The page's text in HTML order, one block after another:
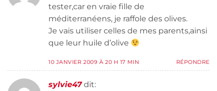
tester,car en vraie fille de
méditerranéens, je raffole des olives.
Je vais utiliser celles de mes parents,ainsi
que leur huile d’olive
10 JANVIER 2009 À 20 H 17 MIN RÉPONDRE
sylvie47 dit: